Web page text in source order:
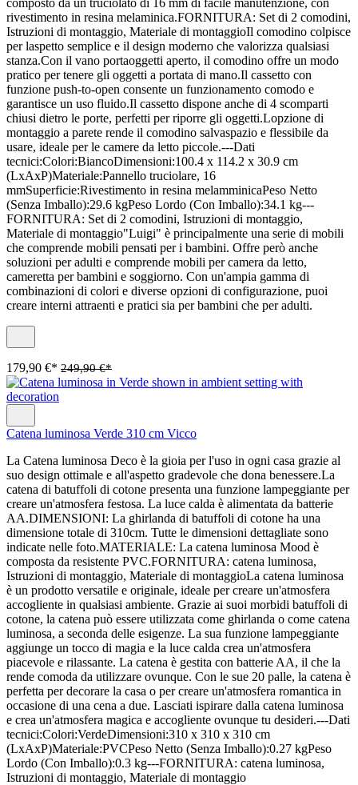
rivestimento in resina melaminica.FORNITURA: Set di 2 comodini,
Istruzioni di montaggio, Materiale di montaggioIl comodino colpisce
per laspetto semplice e il design moderno che valorizza qualsiasi
stanza.Con il vano portaoggetti aperto, il comodino offre un modo
pratico per tenere gli oggetti a portata di mano.Il cassetto con
funzione push-to-open consente un funzionamento comodo e
garantisce un uso fluido.Il cassetto dispone anche di 4 scomparti
chiusi dietro le porte, perfetti per riporre gli oggetti.Lopzione di
montaggio a parete rende il comodino salvaspazio e flessibile da
usare, ideale per le camere da letto piccole.---Dati
tecnici:Colori:BiancoDimensioni:100.4 x 114.2 x 30.9 cm
(LxAxP)Materiale:Pannello truciolare, 16
mmSuperficie:Rivestimento in resina melamminicaPeso Netto
(Senza Imballo):29.6 kgPeso Lordo (Con Imballo):34.1 kg---
FORNITURA: Set di 2 comodini, Istruzioni di montaggio,
Materiale di montaggio"Luigi" è principalmente una serie di mobili
che comprende mobili pensati per i bambini. Offre però anche
soluzioni per adulti e comprende mobili per camera da letto,
cameretta per bambini e soggiorno. Con un'ampia gamma di
combinazioni di colori e diverse opzioni di configurazione, puoi
creare interni attraenti e pratici sia per bambini che per adulti.
179,90 €* 249,90 €*
Catena luminosa Verde 310 cm Vicco
La Catena luminosa Deco è la gioia per l'uso in ogni casa grazie al
suo design ottimale e all'aspetto gradevole che dona benessere.La
catena di batuffoli di cotone presenta una funzione lampeggiante per
creare un'atmosfera festosa. La luce calda è alimentata da batterie
AA.DIMENSIONI: La ghirlanda di batuffoli di cotone ha una
dimensione totale di 310cm. Tutte le dimensioni dettagliate sono
indicate nelle foto.MATERIALE: La catena luminosa Mood è
composta da resistente PVC.FORNITURA: catena luminosa,
Istruzioni di montaggio, Materiale di montaggioLa catena luminosa
è un prodotto versatile e originale, ideale per creare un'atmosfera
accogliente in qualsiasi ambiente. Grazie ai suoi morbidi batuffoli di
cotone, la catena può essere utilizzata come ghirlanda o come catena
luminosa, a seconda delle esigenze. La sua funzione lampeggiante
aggiunge un tocco di magia e la luce calda crea un'atmosfera
piacevole e rilassante. La catena è gestita con batterie AA, il che la
rende comoda da utilizzare ovunque. Con le sue 20 palle, la catena è
perfetta per decorare la casa o per creare un'atmosfera romantica in
occasione di una cena a due. Lasciati ispirare dalla catena luminosa
e crea un'atmosfera magica e accogliente ovunque tu desideri.---Dati
tecnici:Colori:VerdeDimensioni:310 x 310 x 310 cm
(LxAxP)Materiale:PVCPeso Netto (Senza Imballo):0.27 kgPeso
Lordo (Con Imballo):0.3 kg---FORNITURA: catena luminosa,
Istruzioni di montaggio, Materiale di montaggio